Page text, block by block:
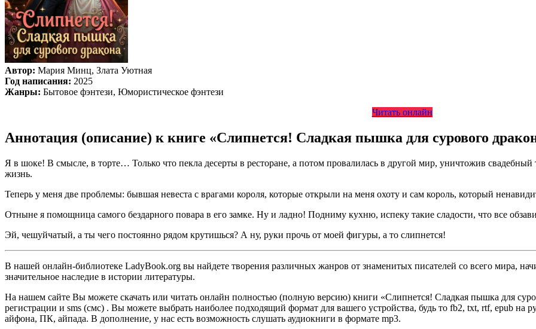
Автор: Мария Минц, Злата Уютная
Год написания: 2025
Жанры: Бытовое фэнтези, Юмористическое фэнтези
Читать онлайн
Аннотация (описание) к книге «Слипнется! Сладкая пышка для сурового
Я в шоке! В смысле, в торте… Только что пекла десерты в ресторане, а потом провалилась в другой мир, уничтожив свадебный
жизнь.
Теперь у меня две проблемы: бывшая невеста с врагами короля, которые открыли на меня охоту и сам король, который
Отныне я помощница самого бездарного повара в его замке. Ну и ладно! Подниму кухню, испеку такие сладости, что все
Эй, чешуйчатый, а ты чего постоянно рядом крутишься? А ну, руки прочь от моей фигуры, а то слипнется!
В нашей онлайн-библиотеке LadyBook.org вы найдете творения различных жанров от знаменитых писателей со всего мира,
значительное наследие в истории литературы.
На нашем сайте Вы можете скачать или читать онлайн полностью (полную версию) книги «Слипнется! Сладкая пышка для
регистрации и sms (смс) . Вы можете выбрать наиболее подходящий формат для вашего устройства, будь то fb2, txt, rtf, epub на
айфона, ПК, айпада. В дополнение, у нас есть возможность слушать аудиокниги в формате mp3.